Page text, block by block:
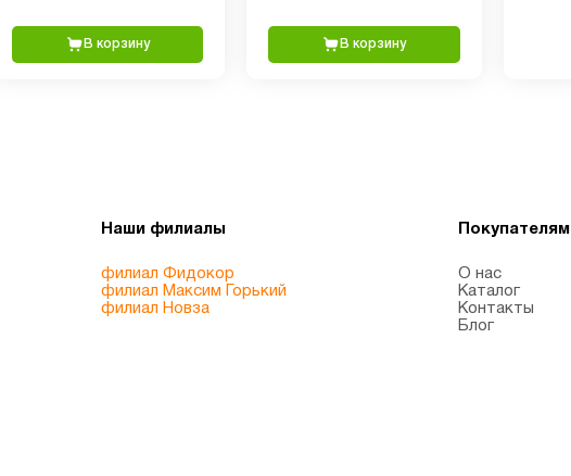
В корзину В корзину
Наши филиалы
филиал Фидокор
филиал Максим Горький
филиал Новза
Покупателям
О нас
Каталог
Контакты
Блог